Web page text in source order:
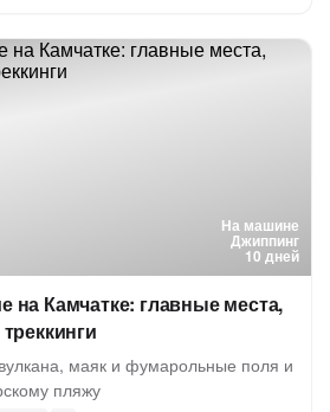
На машине
Джиппинг
10 дней
на Камчатке: главные места,
маяк и фумарольные поля и
пляжу